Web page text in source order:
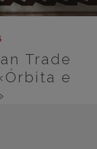
Trade
e